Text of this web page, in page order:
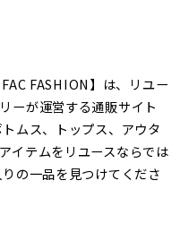
FASHION】は、リユー
ーが運営する通販サイト
ムス、トップス、アウタ
イテムをリユースならでは
の一品を見つけてくださ